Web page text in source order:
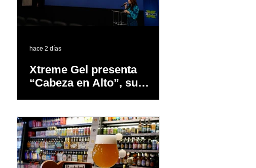
Xtreme Gel presenta
“Cabeza en Alto”, su
producido completamente
en Puerto Rico
hace 2 días